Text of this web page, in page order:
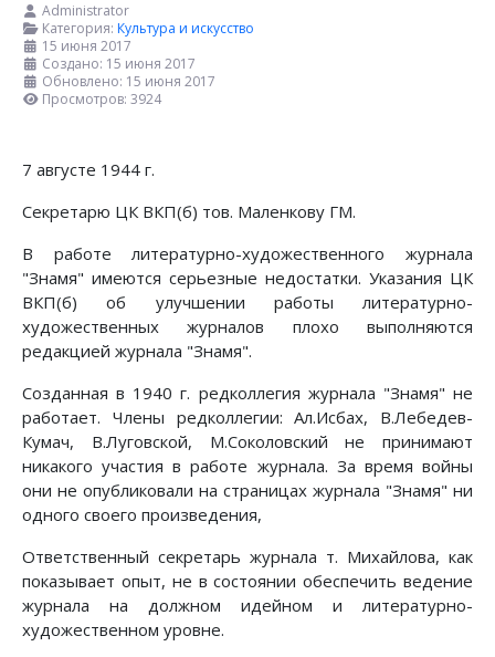
Administrator
Категория: Культура и искусство
15 июня 2017
Создано: 15 июня 2017
Обновлено: 15 июня 2017
Просмотров: 3924
7 августе 1944 г.
Секретарю ЦК ВКП(б) тов. Маленкову ГМ.
В работе литературно-художественного журнала
"Знамя" имеются серь­езные недостатки. Указания ЦК
ВКП(б) об улучшении работы литератур­но-
художественных журналов плохо выполняются
редакцией журнала "Знамя".
Созданная в 1940 г. редколлегия журнала "Знамя" не
работает. Члены редколлегии: Ал.Исбах, В.Лебедев-
Кумач, В.Луговской, М.Соколовский не принимают
никакого участия в работе журнала. За время войны
они не опубликовали на страницах журнала "Знамя" ни
одного своего произве­дения,
Ответственный секретарь журнала т. Михайлова, как
показывает опыт, не в состоянии обеспечить ведение
журнала на должном идейном и лите­ратурно-
художественном уровне.